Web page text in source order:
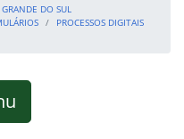
DO SUL
PROCESSOS DIGITAIS